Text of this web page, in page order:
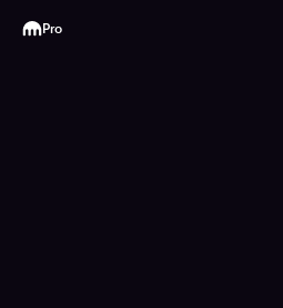
Kraken
Pro